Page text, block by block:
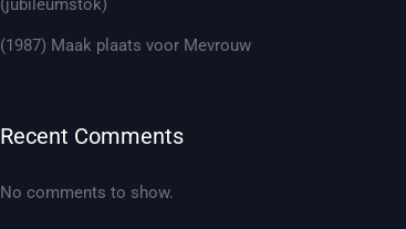
(jubileumstök)
(1987) Maak plaats voor Mevrouw
Recent Comments
No comments to show.